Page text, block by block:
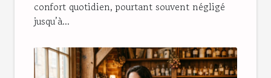
confort quotidien, pourtant souvent négligé
jusqu’à...